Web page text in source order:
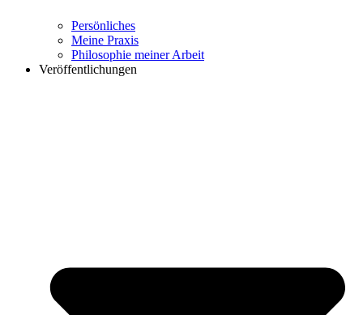
Persönliches
Meine Praxis
Philosophie meiner Arbeit
Veröffentlichungen